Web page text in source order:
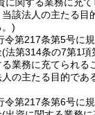
該法人の主たる目
)
令第217条第5号に
(法第314条の7第1項
業務に充てられる
の主たる目的であ
令第217条第6号に